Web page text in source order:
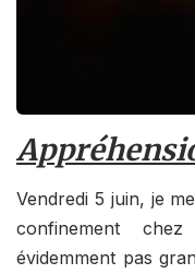
Vendredi 5 juin, je
confinement
évidemment pas